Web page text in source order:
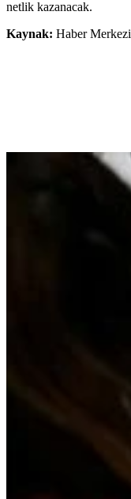
netlik kazanacak.
Kaynak: Haber Merkezi